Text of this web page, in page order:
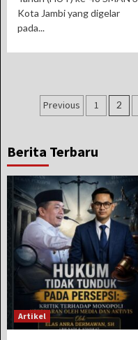
Kota Jambi yang digelar
pada...
Paginasi
Previous 1 2
Berita Terbaru
Artikel